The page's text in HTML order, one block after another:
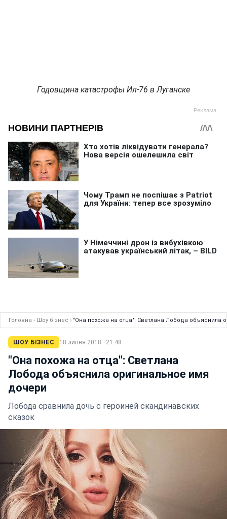
Годовщина катастрофы Ил-76 в Луганске
Головна › Шоу бізнес › "Она похожа на отца": Светлана Лобода объяснила
ШОУ БІЗНЕС 18 липня 2018 · 21:48
"Она похожа на отца": Светлана
Лобода объяснила оригинальное имя
дочери
Лобода сравнила дочь с героиней скандинавских
сказок